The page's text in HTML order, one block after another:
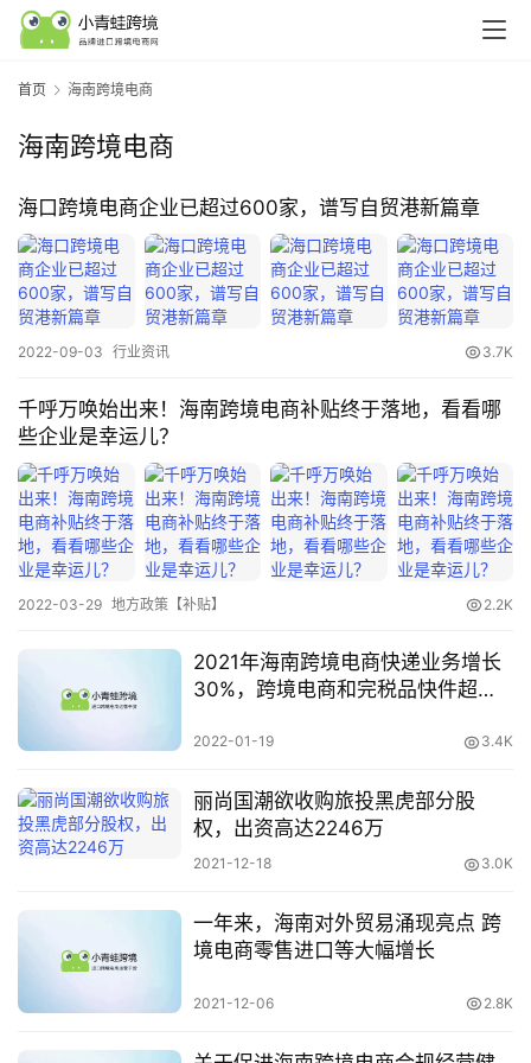
业
认
知
营
实
操
跨
境
医
税
仓
储
首页 海南跨境电商
海南跨境电商
海口跨境电商企业已超过600家，谱写自贸港新篇章
2022-09-03 行业资讯 3.7K
千呼万唤始出来！海南跨境电商补贴终于落地，看看哪
些企业是幸运儿？
2022-03-29 地方政策【补贴】 2.2K
2021年海南跨境电商快递业务增长
30%，跨境电商和完税品快件超
2022-01-19 3.4K
丽尚国潮欲收购旅投黑虎部分股
权，出资高达2246万
2021-12-18 3.0K
一年来，海南对外贸易涌现亮点 跨
境电商零售进口等大幅增长
2021-12-06 2.8K